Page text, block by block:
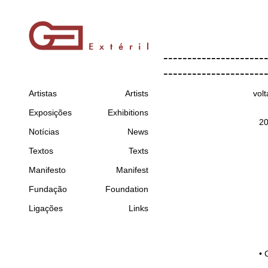
Artistas
Artists
Exposições
Exhibitions
Notícias
News
Textos
Texts
Manifesto
Manifest
Fundação
Foundation
Ligações
Links
•